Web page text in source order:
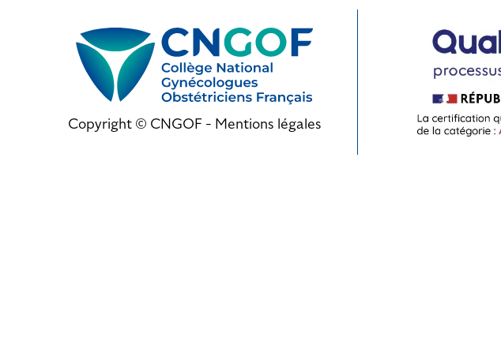
Copyright © CNGOF - Mentions légales